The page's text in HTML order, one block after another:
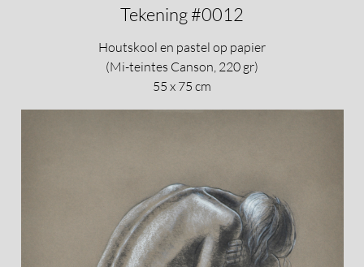
Tekening #0012
Houtskool en pastel op papier
(Mi-teintes Canson, 220 gr)
55 x 75 cm